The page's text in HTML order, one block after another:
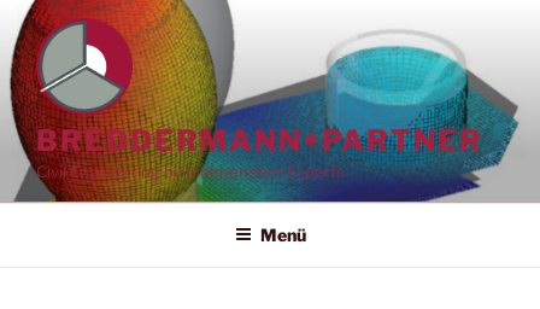
Zum
Inhalt
springen
BREDDERMANN+PARTNER
Civil Engineering by Independent Experts
Menü